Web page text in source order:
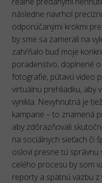
následne navrhol
odporúčanými krokmi
by sme sa zamerali na
zahŕňalo buď moje
poradenstvo, doplnené
fotografie, pútavú video
virtuálnu prehliadku, aby
vynikla. Nevyhnutná je
kampane – to znamená
aby zdôrazňovali
na sociálnych sieťach či
osloví presne tú správnu
celého procesu by som
reporty a spätnú väzbu